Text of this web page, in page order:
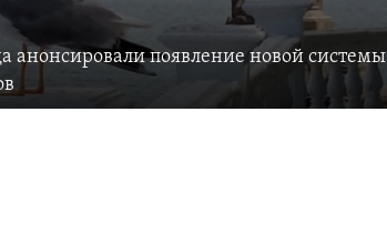
анонсировали появление новой системы